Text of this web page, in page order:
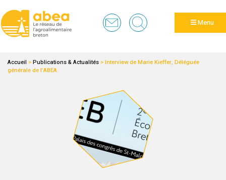
Menu
Accueil >Publications & Actualités >Interview de Marie Kieffer, Déléguée
générale de l’ABEA.